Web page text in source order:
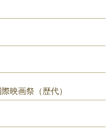
映画祭（歴代）